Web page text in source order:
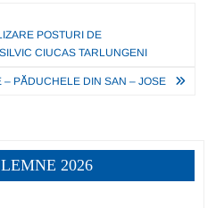
a
z
ă
POSTURI DE
CIUCAS TARLUNGENI
– PĂDUCHELE DIN SAN – JOSE
2026